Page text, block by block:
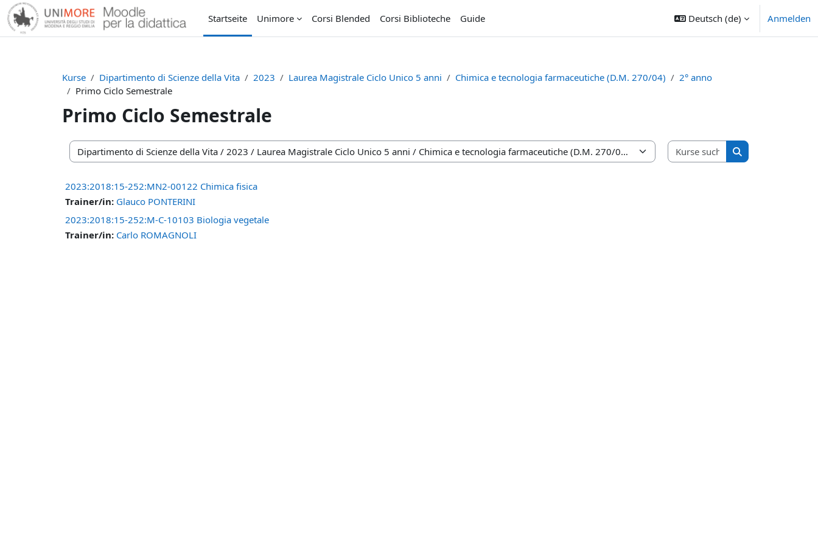
Zum Hauptinhalt
Startseite
Unimore Corsi Blended Corsi Biblioteche Guide Deutsch ‎(de)‎ Anmelden
Kurse Dipartimento di Scienze della Vita 2023 Laurea Magistrale Ciclo Unico 5 anni Chimica e tecnologia farmaceutiche (D.M. 270/04)
2° anno
Primo Ciclo Semestrale
Primo Ciclo Semestrale
Kursbereiche
Kurse suchen
Kurse suchen
2023:2018:15-252:MN2-00122 Chimica fisica
Trainer/in: Glauco PONTERINI
2023:2018:15-252:M-C-10103 Biologia vegetale
Trainer/in: Carlo ROMAGNOLI